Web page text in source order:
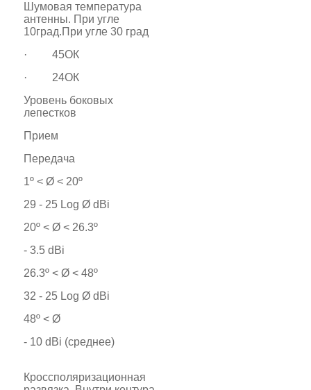
Шумовая температура
антенны. При угле
10град.При угле 30 град
· 45ОК
· 24ОК
Уровень боковых
лепестков
Прием
Передача
1º < Ø < 20º
29 - 25 Log Ø dBi
20º < Ø < 26.3º
- 3.5 dBi
26.3º < Ø < 48º
32 - 25 Log Ø dBi
48º < Ø
- 10 dBi (среднее)
Кроссполяризационная